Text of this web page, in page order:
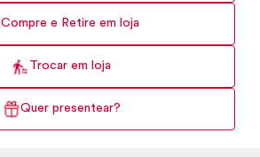
Compre e Retire em loja
Trocar em loja
Quer presentear?